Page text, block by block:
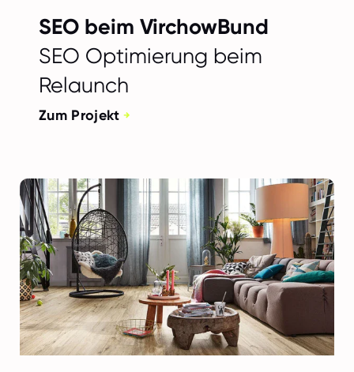
SEO beim VirchowBund
SEO Optimierung beim
Relaunch
Zum Projekt